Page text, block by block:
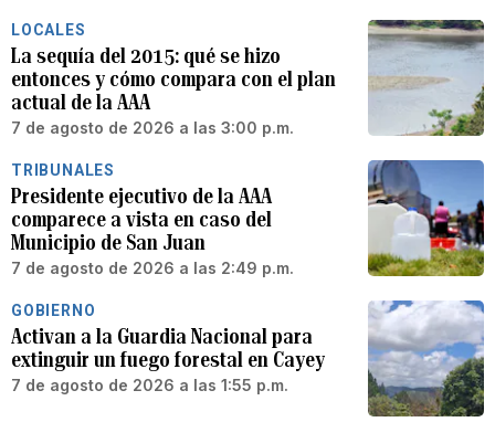
LOCALES
La sequía del 2015: qué se hizo
entonces y cómo compara con el plan
actual de la AAA
7 de agosto de 2026 a las 3:00 p.m.
TRIBUNALES
Presidente ejecutivo de la AAA
comparece a vista en caso del
Municipio de San Juan
7 de agosto de 2026 a las 2:49 p.m.
GOBIERNO
Activan a la Guardia Nacional para
extinguir un fuego forestal en Cayey
7 de agosto de 2026 a las 1:55 p.m.